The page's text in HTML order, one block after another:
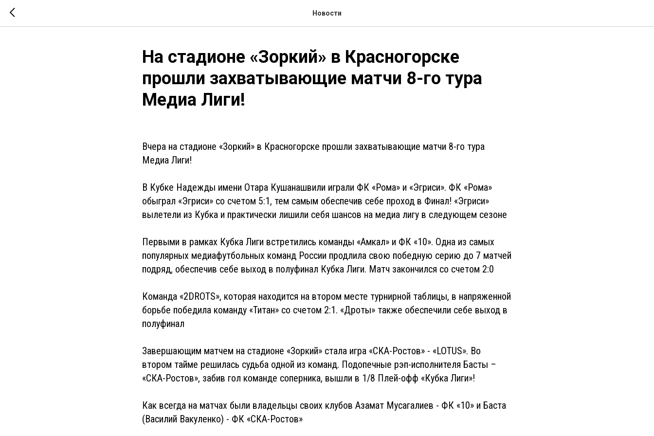
Новости
На стадионе «Зоркий» в Красногорске
прошли захватывающие матчи 8-го тура
Медиа Лиги!
Вчера на стадионе «Зоркий» в Красногорске прошли захватывающие матчи 8-го тура
Медиа Лиги!
В Кубке Надежды имени Отара Кушанашвили играли ФК «Рома» и «Эгриси». ФК «Рома»
обыграл «Эгриси» со счетом 5:1, тем самым обеспечив себе проход в Финал! «Эгриси»
вылетели из Кубка и практически лишили себя шансов на медиа лигу в следующем сезоне
Первыми в рамках Кубка Лиги встретились команды «Амкал» и ФК «10». Одна из самых
популярных медиафутбольных команд России продлила свою победную серию до 7 матчей
подряд, обеспечив себе выход в полуфинал Кубка Лиги. Матч закончился со счетом 2:0
Команда «2DROTS», которая находится на втором месте турнирной таблицы, в напряженной
борьбе победила команду «Титан» со счетом 2:1. «Дроты» также обеспечили себе выход в
полуфинал
Завершающим матчем на стадионе «Зоркий» стала игра «СКА-Ростов» - «LOTUS». Во
втором тайме решилась судьба одной из команд. Подопечные рэп-исполнителя Басты –
«СКА-Ростов», забив гол команде соперника, вышли в 1/8 Плей-офф «Кубка Лиги»!
Как всегда на матчах были владельцы своих клубов Азамат Мусагалиев - ФК «10» и Баста
(Василий Вакуленко) - ФК «СКА-Ростов»